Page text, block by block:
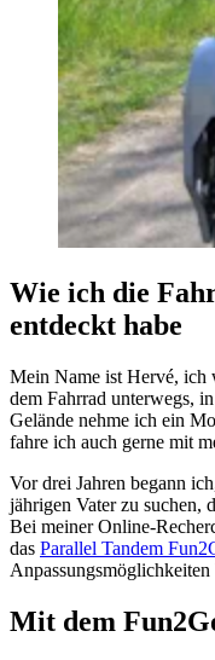
Wie ich die
entdeckt habe
Mein Name ist Hervé, ich
dem Fahrrad unterwegs,
Gelände nehme ich ein
fahre ich auch gerne mit
Vor drei Jahren begann
jährigen Vater zu suchen,
Bei meiner Online-
das Parallel Tandem
Anpassungsmöglichkeiten
Mit dem